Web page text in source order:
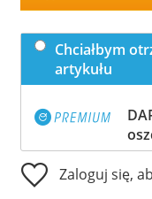
Chciałbym
artykułu
Zaloguj się,